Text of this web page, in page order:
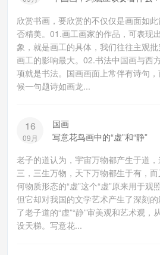
欣赏书画，要欣赏的不仅仅是画面如
否精美。01.画工画家的作品，可表现
象，就是画工的具体，我们往往主观
画工的影响最大。02.书法中国画与西
项就是书法。国画画面上常伴有诗句
候一句题诗如画龙...
16
09月
国画
写意花鸟画中的“虚”和“静”
老子的道认为，宇宙万物都产生于道
三，三生万物，天下万物都生于有，
何物质形态的“虚”这个“虚”原来用于观
但它却对我国的文学艺术产生了深刻
了老子道的“虚”“静”审美观和艺术观
设天梯。写意花...